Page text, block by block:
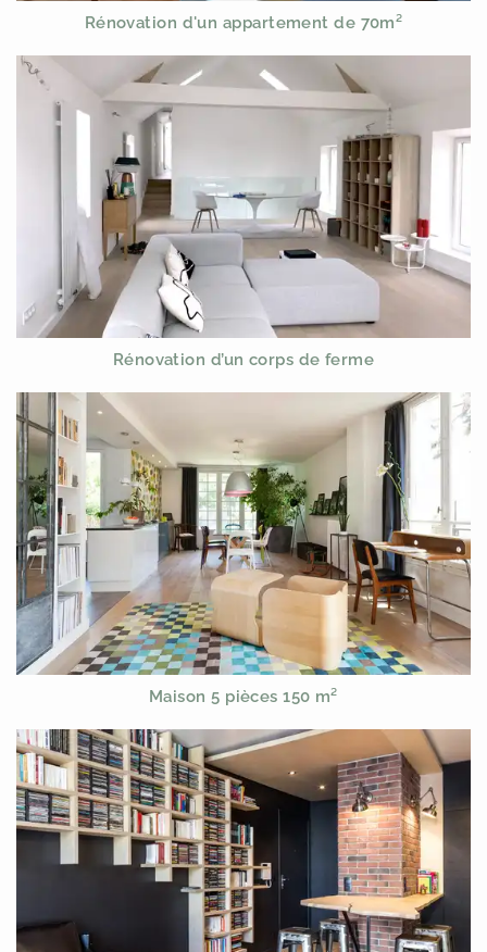
Rénovation d'un appartement de 70m²
Rénovation d’un corps de ferme
Maison 5 pièces 150 m²